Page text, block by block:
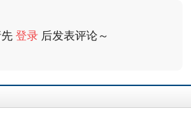
先登录 后发表评论～